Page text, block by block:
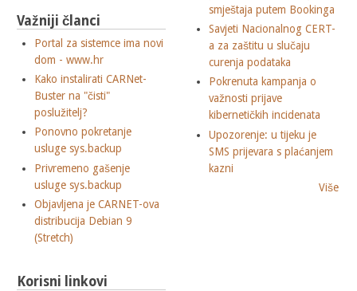
Važniji članci
Portal za sistemce ima novi
dom - www.hr
Kako instalirati CARNet-
Buster na "čisti"
poslužitelj?
Ponovno pokretanje
usluge sys.backup
Privremeno gašenje
usluge sys.backup
Objavljena je CARNET-ova
distribucija Debian 9
(Stretch)
Korisni linkovi
smještaja putem Bookinga
Savjeti Nacionalnog CERT-
a za zaštitu u slučaju
curenja podataka
Pokrenuta kampanja o
važnosti prijave
kibernetičkih incidenata
Upozorenje: u tijeku je
SMS prijevara s plaćanjem
kazni
Više